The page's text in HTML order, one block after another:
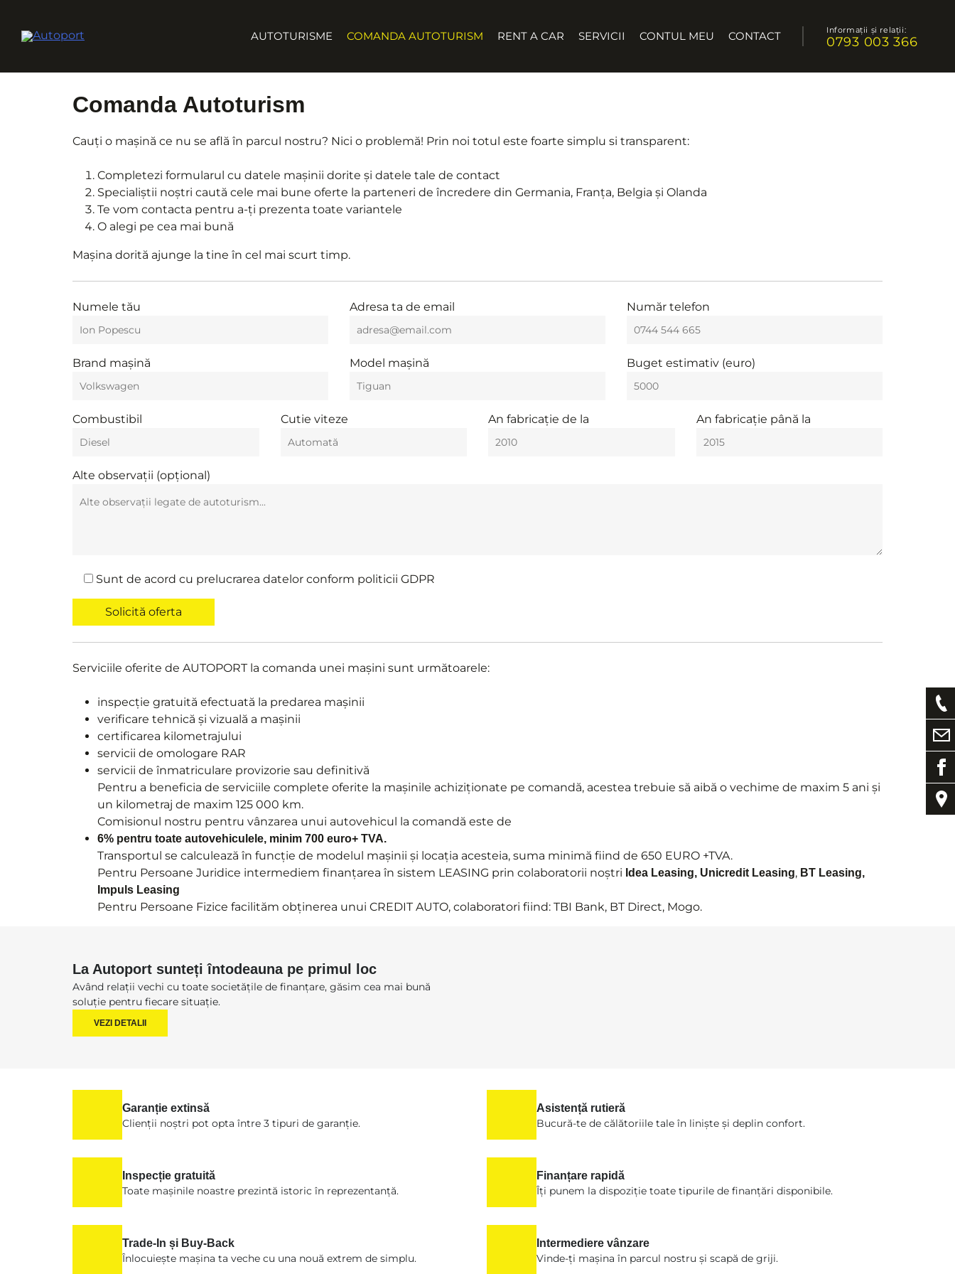
content
AUTOTURISME COMANDA AUTOTURISM RENT A CAR SERVICII CONTUL MEU CONTACT Informații și relații:
0793 003 366
Comanda Autoturism
Cauți o mașină ce nu se află în parcul nostru? Nici o problemă! Prin noi totul este foarte simplu si transparent:
Completezi formularul cu datele mașinii dorite și datele tale de contact
Specialiștii noștri caută cele mai bune oferte la parteneri de încredere din Germania, Franța, Belgia și Olanda
Te vom contacta pentru a-ți prezenta toate variantele
O alegi pe cea mai bună
Mașina dorită ajunge la tine în cel mai scurt timp.
Numele tău Adresa ta de email Număr telefon
Brand mașină Model mașină Buget estimativ (euro)
Combustibil Cutie viteze An fabricație de la An fabricație până la
Alte observații (opțional)
Sunt de acord cu prelucrarea datelor conform politicii GDPR
Serviciile oferite de AUTOPORT la comanda unei mașini sunt următoarele:
inspecție gratuită efectuată la predarea mașinii
verificare tehnică și vizuală a mașinii
certificarea kilometrajului
servicii de omologare RAR
servicii de înmatriculare provizorie sau definitivă
Pentru a beneficia de serviciile complete oferite la mașinile achiziționate pe comandă, acestea trebuie să aibă o vechime de maxim 5 ani și
un kilometraj de maxim 125 000 km.
Comisionul nostru pentru vânzarea unui autovehicul la comandă este de
6% pentru toate autovehiculele, minim 700 euro+ TVA.
Transportul se calculează în funcție de modelul mașinii și locația acesteia, suma minimă fiind de 650 EURO +TVA.
Pentru Persoane Juridice intermediem finanțarea în sistem LEASING prin colaboratorii noștri Idea Leasing, Unicredit Leasing, BT Leasing,
Impuls Leasing
Pentru Persoane Fizice facilităm obținerea unui CREDIT AUTO, colaboratori fiind: TBI Bank, BT Direct, Mogo.
La Autoport sunteți întodeauna pe primul loc
Având relații vechi cu toate societățile de finanțare, găsim cea mai bună
soluție pentru fiecare situație.
VEZI DETALII
Garanție extinsă
Clienții noștri pot opta între 3 tipuri de garanție.
Asistență rutieră
Bucură-te de călătoriile tale în liniște și deplin confort.
Inspecție gratuită
Toate mașinile noastre prezintă istoric în reprezentanță.
Finanțare rapidă
Îți punem la dispoziție toate tipurile de finanțări disponibile.
Trade-In și Buy-Back
Înlocuiește mașina ta veche cu una nouă extrem de simplu.
Intermediere vânzare
Vinde-ți mașina în parcul nostru și scapă de griji.